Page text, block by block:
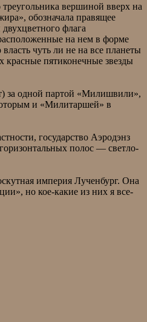
вершиной вверх на
обозначала правящее
флага
на нем в форме
чуть ли не на все планеты
пятиконечные звезды
за одной партой «Милишвили»,
и «Милитаршей» в
государство Аэродэнз
полос — светло-
империя Лученбург. Она
но кое-какие из них я все-